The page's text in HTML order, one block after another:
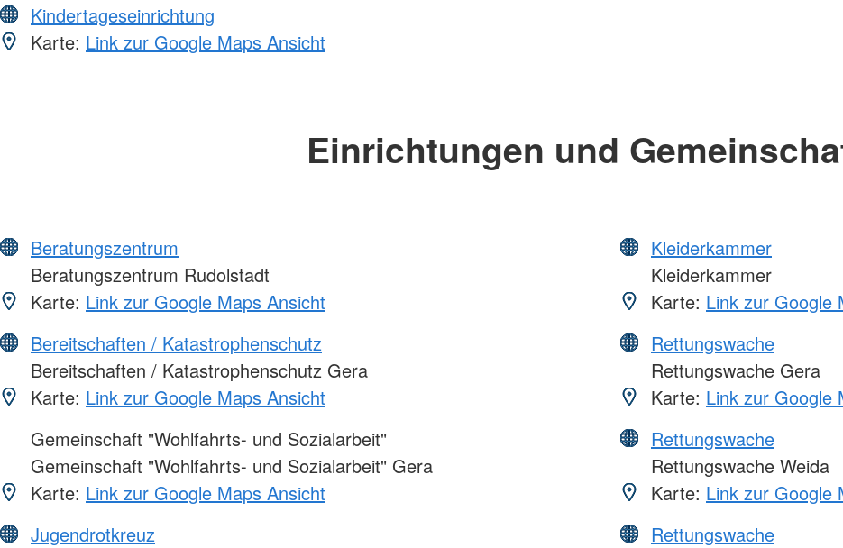
Kindertageseinrichtung
Karte: Link zur Google Maps Ansicht
Einrichtungen und
Beratungszentrum
Beratungszentrum Rudolstadt
Karte: Link zur Google Maps Ansicht
Bereitschaften / Katastrophenschutz
Bereitschaften / Katastrophenschutz Gera
Karte: Link zur Google Maps Ansicht
Gemeinschaft "Wohlfahrts- und Sozialarbeit"
Gemeinschaft "Wohlfahrts- und Sozialarbeit" Gera
Karte: Link zur Google Maps Ansicht
Jugendrotkreuz
Kleiderkammer
Kleiderkammer
Karte: Link zur Google
Rettungswache
Rettungswache Gera
Karte: Link zur Google
Rettungswache
Rettungswache Weida
Karte: Link zur Google
Rettungswache